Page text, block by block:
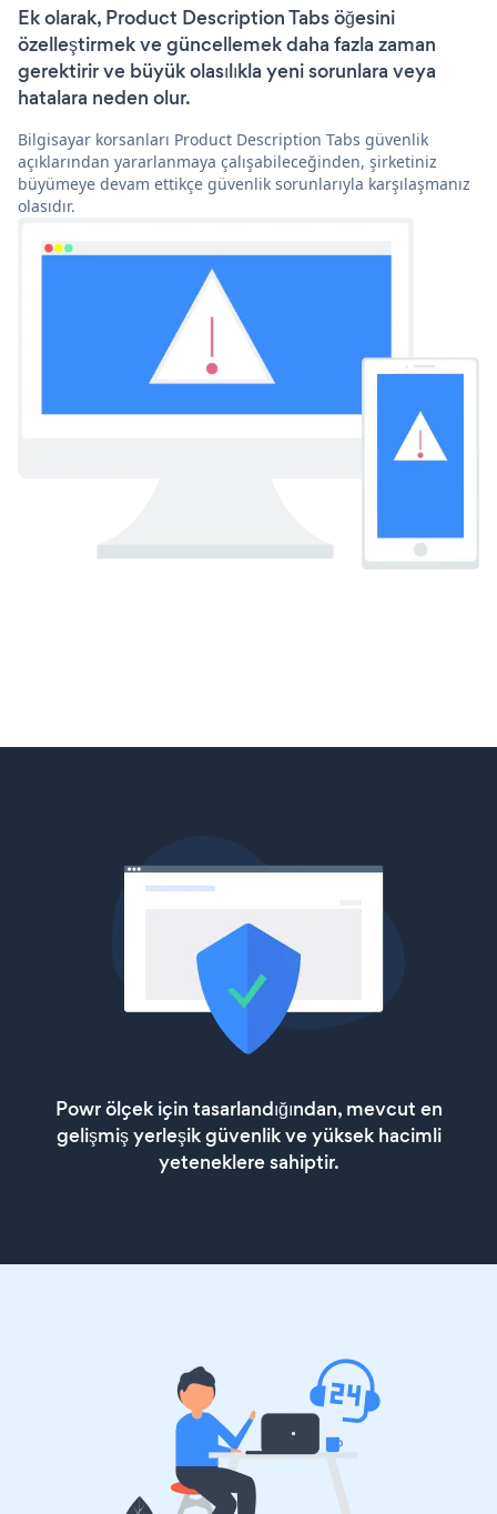
Ek olarak, Product Description Tabs öğesini
özelleştirmek ve güncellemek daha fazla zaman
gerektirir ve büyük olasılıkla yeni sorunlara veya
hatalara neden olur.
Bilgisayar korsanları Product Description Tabs güvenlik
açıklarından yararlanmaya çalışabileceğinden, şirketiniz
büyümeye devam ettikçe güvenlik sorunlarıyla karşılaşmanız
olasıdır.
Powr ölçek için tasarlandığından, mevcut en
gelişmiş yerleşik güvenlik ve yüksek hacimli
yeteneklere sahiptir.